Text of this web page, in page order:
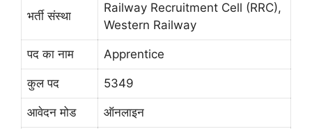
भर्ती संस्था
Railway Recruitment Cell (RRC),
Western Railway
पद का नाम Apprentice
कुल पद 5349
आवेदन मोड ऑनलाइन